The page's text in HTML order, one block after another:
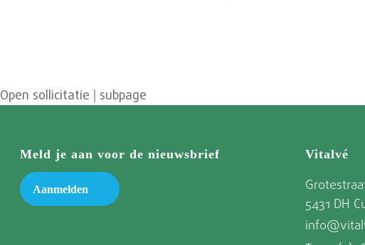
Open sollicitatie subpage
Meld je aan voor de nieuwsbrief
Aanmelden
Vitalvé
5431 DH